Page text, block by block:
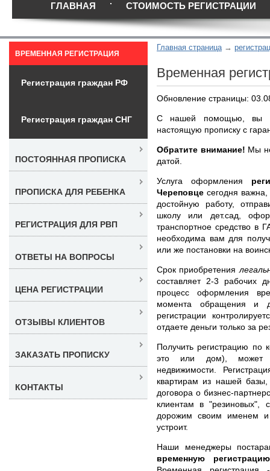
ГЛАВНАЯ СТОИМОСТЬ РЕГИСТРАЦИИ
Главная страница
Временная
Обновление страницы:
С нашей помощью, вы
настоящую прописку с
Обратите внимание! Мы
датой.
Услуга оформления
Череповце сегодня
достойную работу,
школу или дет.сад,
транспортное средство в
необходима вам для
или же постановки на
Срок приобретения
составляет 2-3 рабочих
процесс оформления
момента обращения и
регистрации
отдаете деньги только за
Получить регистрацию по
это или дом), может
недвижимости.
квартирам из нашей
договора о бизнес-
клиентам в "резиновых",
дорожим своим именем
устроит.
Наши менеджеры
временную
ВРЕМЕННАЯ РЕГИСТРАЦИЯ
Регистрация граждан РФ
Регистрация граждан СНГ
ПОСТОЯННАЯ ПРОПИСКА
ПРОПИСКА ДЛЯ РЕБЕНКА
РЕГИСТРАЦИЯ ДЛЯ РВП
ОТВЕТЫ НА ВОПРОСЫ
ЦЕНА РЕГИСТРАЦИИ
ОТЗЫВЫ КЛИЕНТОВ
ЗАКАЗАТЬ ПРОПИСКУ
КОНТАКТЫ